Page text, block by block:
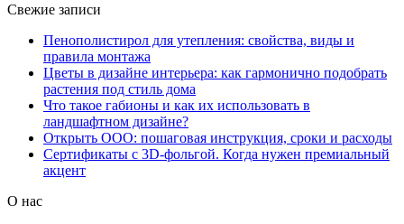
Свежие записи
Пенополистирол для утепления: свойства, виды и
правила монтажа
Цветы в дизайне интерьера: как гармонично подобрать
растения под стиль дома
Что такое габионы и как их использовать в
ландшафтном дизайне?
Открыть ООО: пошаговая инструкция, сроки и расходы
Сертификаты с 3D-фольгой. Когда нужен премиальный
акцент
О нас